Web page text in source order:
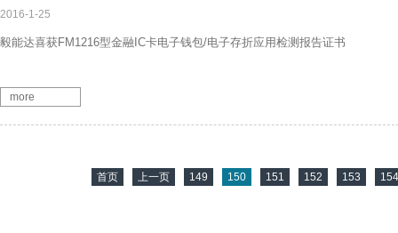
2016-1-25
毅能达喜获FM1216型金融IC卡电子钱包/电子存折应用检测报告证书
more
首页 上一页 149 150 151 152 153 154